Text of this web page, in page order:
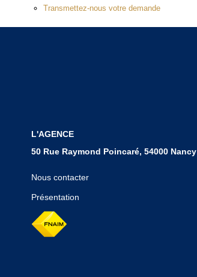
Transmettez-nous votre demande
L'AGENCE
50 Rue Raymond Poincaré, 54000 Nancy
Nous contacter
Présentation